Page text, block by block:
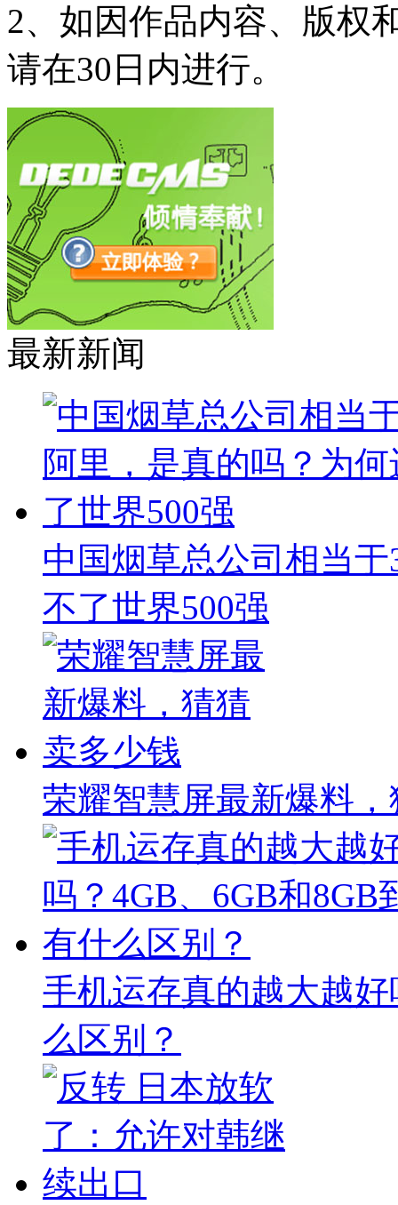
2、如因作品内容、版权
请在30日内进行。
最新新闻
中国烟草总公司相当
不了世界500强
荣耀智慧屏最新爆料
手机运存真的越大越
么区别？